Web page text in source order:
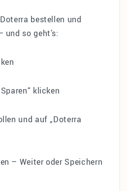
ANMELDEN
bestellen und
und so geht’s:
klicken
und auf „Doterra
– Weiter oder Speichern